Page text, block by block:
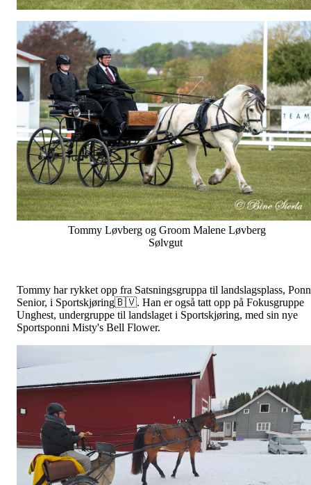
Tommy Løvberg og Groom Malene Løvberg
Sølvgut
Tommy har rykket opp fra Satsningsgruppa til landslagsplass,
Senior, i Sportskjøring🇧🇻. Han er også tatt opp på Fokusgruppe
Unghest, undergruppe til landslaget i Sportskjøring, med sin nye
Sportsponni Misty's Bell Flower.